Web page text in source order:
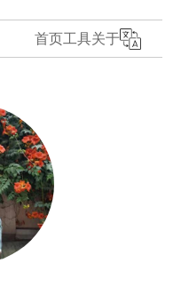
首页工具关于